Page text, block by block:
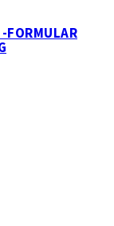
FORMULAR